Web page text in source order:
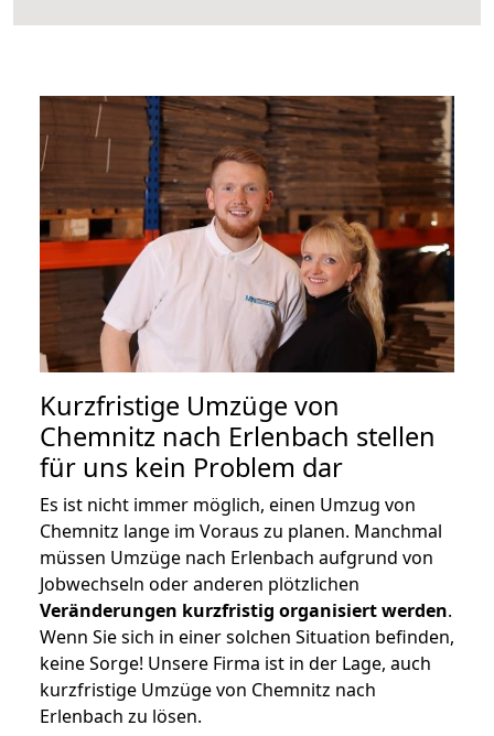
Kurzfristige Umzüge von
Chemnitz nach Erlenbach stellen
für uns kein Problem dar
Es ist nicht immer möglich, einen Umzug von
Chemnitz lange im Voraus zu planen. Manchmal
müssen Umzüge nach Erlenbach aufgrund von
Jobwechseln oder anderen plötzlichen
Veränderungen kurzfristig organisiert werden.
Wenn Sie sich in einer solchen Situation befinden,
keine Sorge! Unsere Firma ist in der Lage, auch
kurzfristige Umzüge von Chemnitz nach
Erlenbach zu lösen.